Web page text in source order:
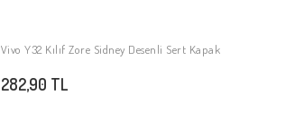
Stokta Yok
Vivo Y32 Kılıf Zore Sidney Desenli Sert Kapak
282,90 TL